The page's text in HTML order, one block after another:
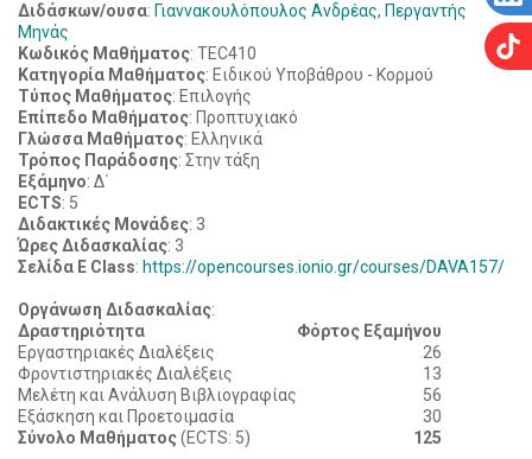
Διδάσκων/ουσα: Γιαννακουλόπουλος Ανδρέας, Περγαντής
Μηνάς
Κωδικός Μαθήματος: TEC410
Κατηγορία Μαθήματος: Ειδικού Υποβάθρου - Κορμού
Τύπος Μαθήματος: Επιλογής
Επίπεδο Μαθήματος: Προπτυχιακό
Γλώσσα Μαθήματος: Ελληνικά
Τρόπος Παράδοσης: Στην τάξη
Εξάμηνο: Δ΄
ECTS: 5
Διδακτικές Μονάδες: 3
Ώρες Διδασκαλίας: 3
Σελίδα E Class: https://opencourses.ionio.gr/courses/DAVA157/
Οργάνωση Διδασκαλίας:
Δραστηριότητα
Φόρτος Εξαμήνου
Εργαστηριακές Διαλέξεις
26
Φροντιστηριακές Διαλέξεις
13
Μελέτη και Ανάλυση Βιβλιογραφίας
56
Εξάσκηση και Προετοιμασία
30
Σύνολο Μαθήματος(ECTS: 5) 125